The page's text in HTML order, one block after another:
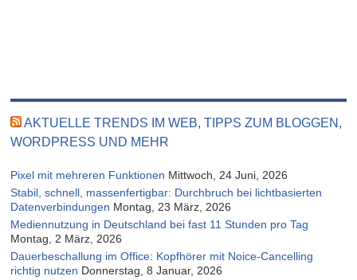
AKTUELLE TRENDS IM WEB, TIPPS ZUM BLOGGEN,
WORDPRESS UND MEHR
Pixel mit mehreren Funktionen Mittwoch, 24 Juni, 2026
Stabil, schnell, massenfertigbar: Durchbruch bei lichtbasierten
Datenverbindungen Montag, 23 März, 2026
Mediennutzung in Deutschland bei fast 11 Stunden pro Tag
Montag, 2 März, 2026
Dauerbeschallung im Office: Kopfhörer mit Noice-Cancelling
richtig nutzen Donnerstag, 8 Januar, 2026